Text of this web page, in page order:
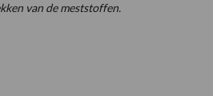
van de meststoffen.